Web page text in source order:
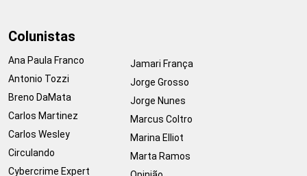
Colunistas
Ana Paula Franco
Antonio Tozzi
Breno DaMata
Carlos Martinez
Carlos Wesley
Circulando
Cybercrime Expert
Jamari França
Jorge Grosso
Jorge Nunes
Marcus Coltro
Marina Elliot
Marta Ramos